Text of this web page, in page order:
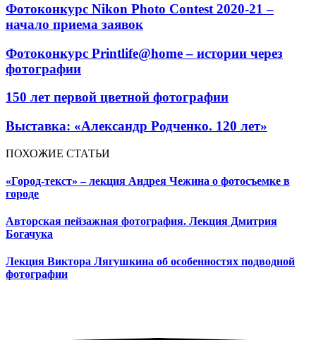
Фотоконкурс Nikon Photo Contest 2020-21 –
начало приема заявок
Фотоконкурс Printlife@home – истории через
фотографии
150 лет первой цветной фотографии
Выставка: «Александр Родченко. 120 лет»
ПОХОЖИЕ СТАТЬИ
«Город-текст» – лекция Андрея Чежина о фотосъемке в
городе
Авторская пейзажная фотография. Лекция Дмитрия
Богачука
Лекция Виктора Лягушкина об особенностях подводной
фотографии